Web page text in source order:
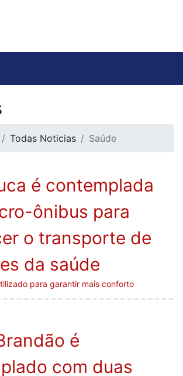
Todas Noticias Saúde
é contemplada
ônibus para
o transporte de
da saúde
para garantir mais conforto
é
com duas